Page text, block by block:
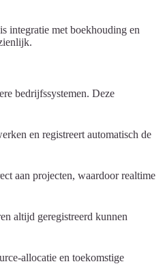
integratie met boekhouding en
bedrijfssystemen. Deze
en registreert automatisch de
aan projecten, waardoor realtime
altijd geregistreerd kunnen
allocatie en toekomstige